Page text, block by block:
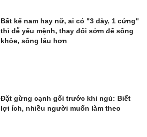
Bất kể nam hay nữ, ai có "3 dày, 1 cứng"
thì dễ yểu mệnh, thay đổi sớm để sống
khỏe, sống lâu hơn
Đặt gừng cạnh gối trước khi ngủ: Biết
lợi ích, nhiều người muốn làm theo